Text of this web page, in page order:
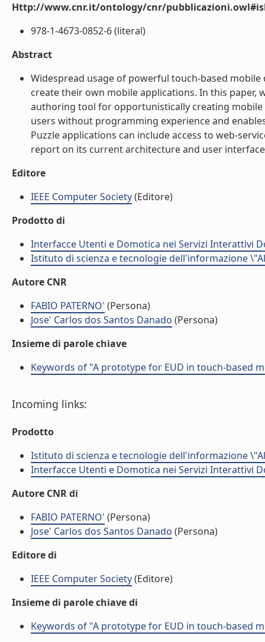
Http://www.cnr.it/ontology/cnr/
978-1-4673-0852-6 (literal)
Abstract
Widespread usage of powerful touch-based
create their own mobile applications. In this
authoring tool for opportunistically creating mobile
users without programming experience and
Puzzle applications can include access to web-
report on its current architecture and user
Editore
IEEE Computer Society(Editore)
Prodotto di
Interfacce Utenti e Domotica nei Servizi Interattivi
Istituto di scienza e tecnologie dell'informazione
Autore CNR
FABIO PATERNO' (Persona)
Jose' Carlos dos Santos Danado (Persona)
Insieme di parole chiave
Keywords of "A prototype for EUD in touch-based
Incoming links:
Prodotto
Istituto di scienza e tecnologie dell'informazione
Interfacce Utenti e Domotica nei Servizi Interattivi
Autore CNR di
FABIO PATERNO' (Persona)
Jose' Carlos dos Santos Danado (Persona)
Editore di
IEEE Computer Society(Editore)
Insieme di parole chiave di
Keywords of "A prototype for EUD in touch-based